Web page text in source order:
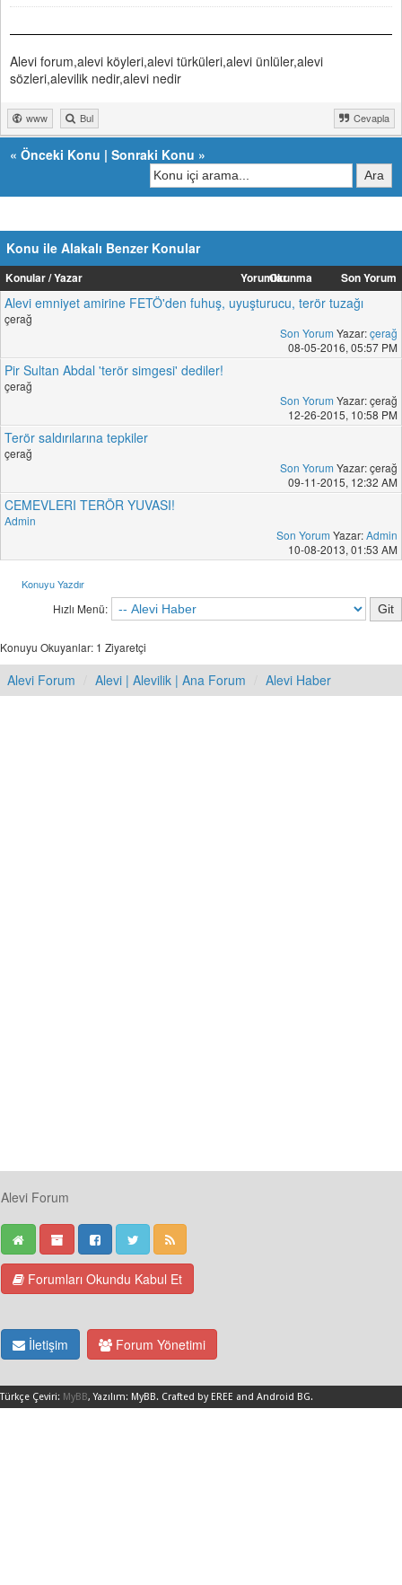
Alevi forum,alevi köyleri,alevi türküleri,alevi ünlüler,alevi
sözleri,alevilik nedir,alevi nedir
www Bul Cevapla
« Önceki Konu | Sonraki Konu »
Konu ile Alakalı Benzer Konular
Konular / Yazar YorumlarOkunma Son Yorum
Alevi emniyet amirine FETÖ'den fuhuş, uyuşturucu, terör tuzağı
çerağ
Son Yorum Yazar:çerağ
08-05-2016, 05:57 PM
Pir Sultan Abdal 'terör simgesi' dediler!
çerağ
Son Yorum Yazar: çerağ
12-26-2015, 10:58 PM
Terör saldırılarına tepkiler
çerağ
Son Yorum Yazar: çerağ
09-11-2015, 12:32 AM
CEMEVLERI TERÖR YUVASI!
Admin
Son Yorum Yazar:Admin
10-08-2013, 01:53 AM
Konuyu Yazdır
Hızlı Menü:
Konuyu Okuyanlar: 1 Ziyaretçi
Alevi Forum Alevi | Alevilik | Ana Forum Alevi Haber
Alevi Forum
Forumları Okundu Kabul Et
İletişim Forum Yönetimi
Türkçe Çeviri: MyBB, Yazılım: MyBB. Crafted by EREE and Android BG.